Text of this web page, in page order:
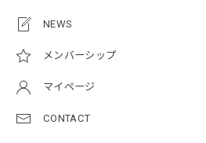
NEWS
メンバーシップ
マイページ
CONTACT